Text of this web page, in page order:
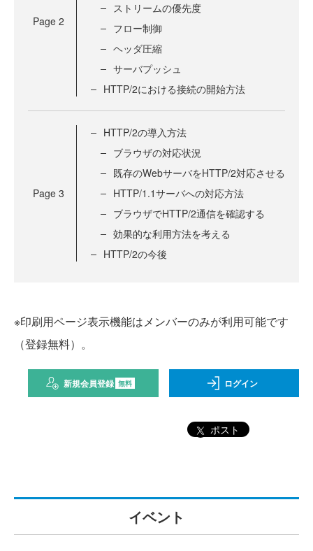
Page 2
ストリームの優先度
フロー制御
ヘッダ圧縮
サーバプッシュ
HTTP/2における接続の開始方法
Page 3
HTTP/2の導入方法
ブラウザの対応状況
既存のWebサーバをHTTP/2対応させる
HTTP/1.1サーバへの対応方法
ブラウザでHTTP/2通信を確認する
効果的な利用方法を考える
HTTP/2の今後
※印刷用ページ表示機能はメンバーのみが利用可能です
（登録無料）。
新規会員登録 無料 ログイン
ポスト
イベント